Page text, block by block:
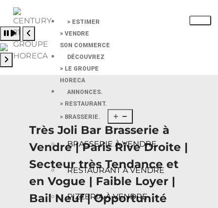
> ESTIMER
> VENDRE
SON COMMERCE
DÉCOUVREZ
> LE GROUPE
HORECA
ANNONCES.
> RESTAURANT.
> BRASSERIE.
BRASSERIE À VENDRE
RESTAURANT À VENDRE
PIZZERIA À VENDRE
Pause slide rotation
Resume slide rotation
Previous slide
Très Joli Bar Brasserie à
Vendre | Paris Rive Droite |
Secteur très Tendance et
en Vogue | Faible Loyer |
Bail Neuf | Opportunité